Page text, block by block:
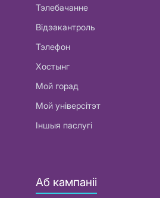
Тэлебачанне
Відэакантроль
Тэлефон
Хостынг
Мой горад
Мой універсітэт
Іншыя паслугі
Аб кампаніі